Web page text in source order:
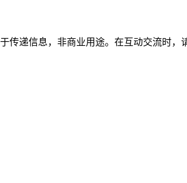
传递信息，非商业用途。在互动交流时